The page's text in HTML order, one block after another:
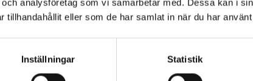
analysföretag som vi samarbetar med. Dessa kan i
tillhandahållit eller som de har samlat in när du har
Inställningar Statistik